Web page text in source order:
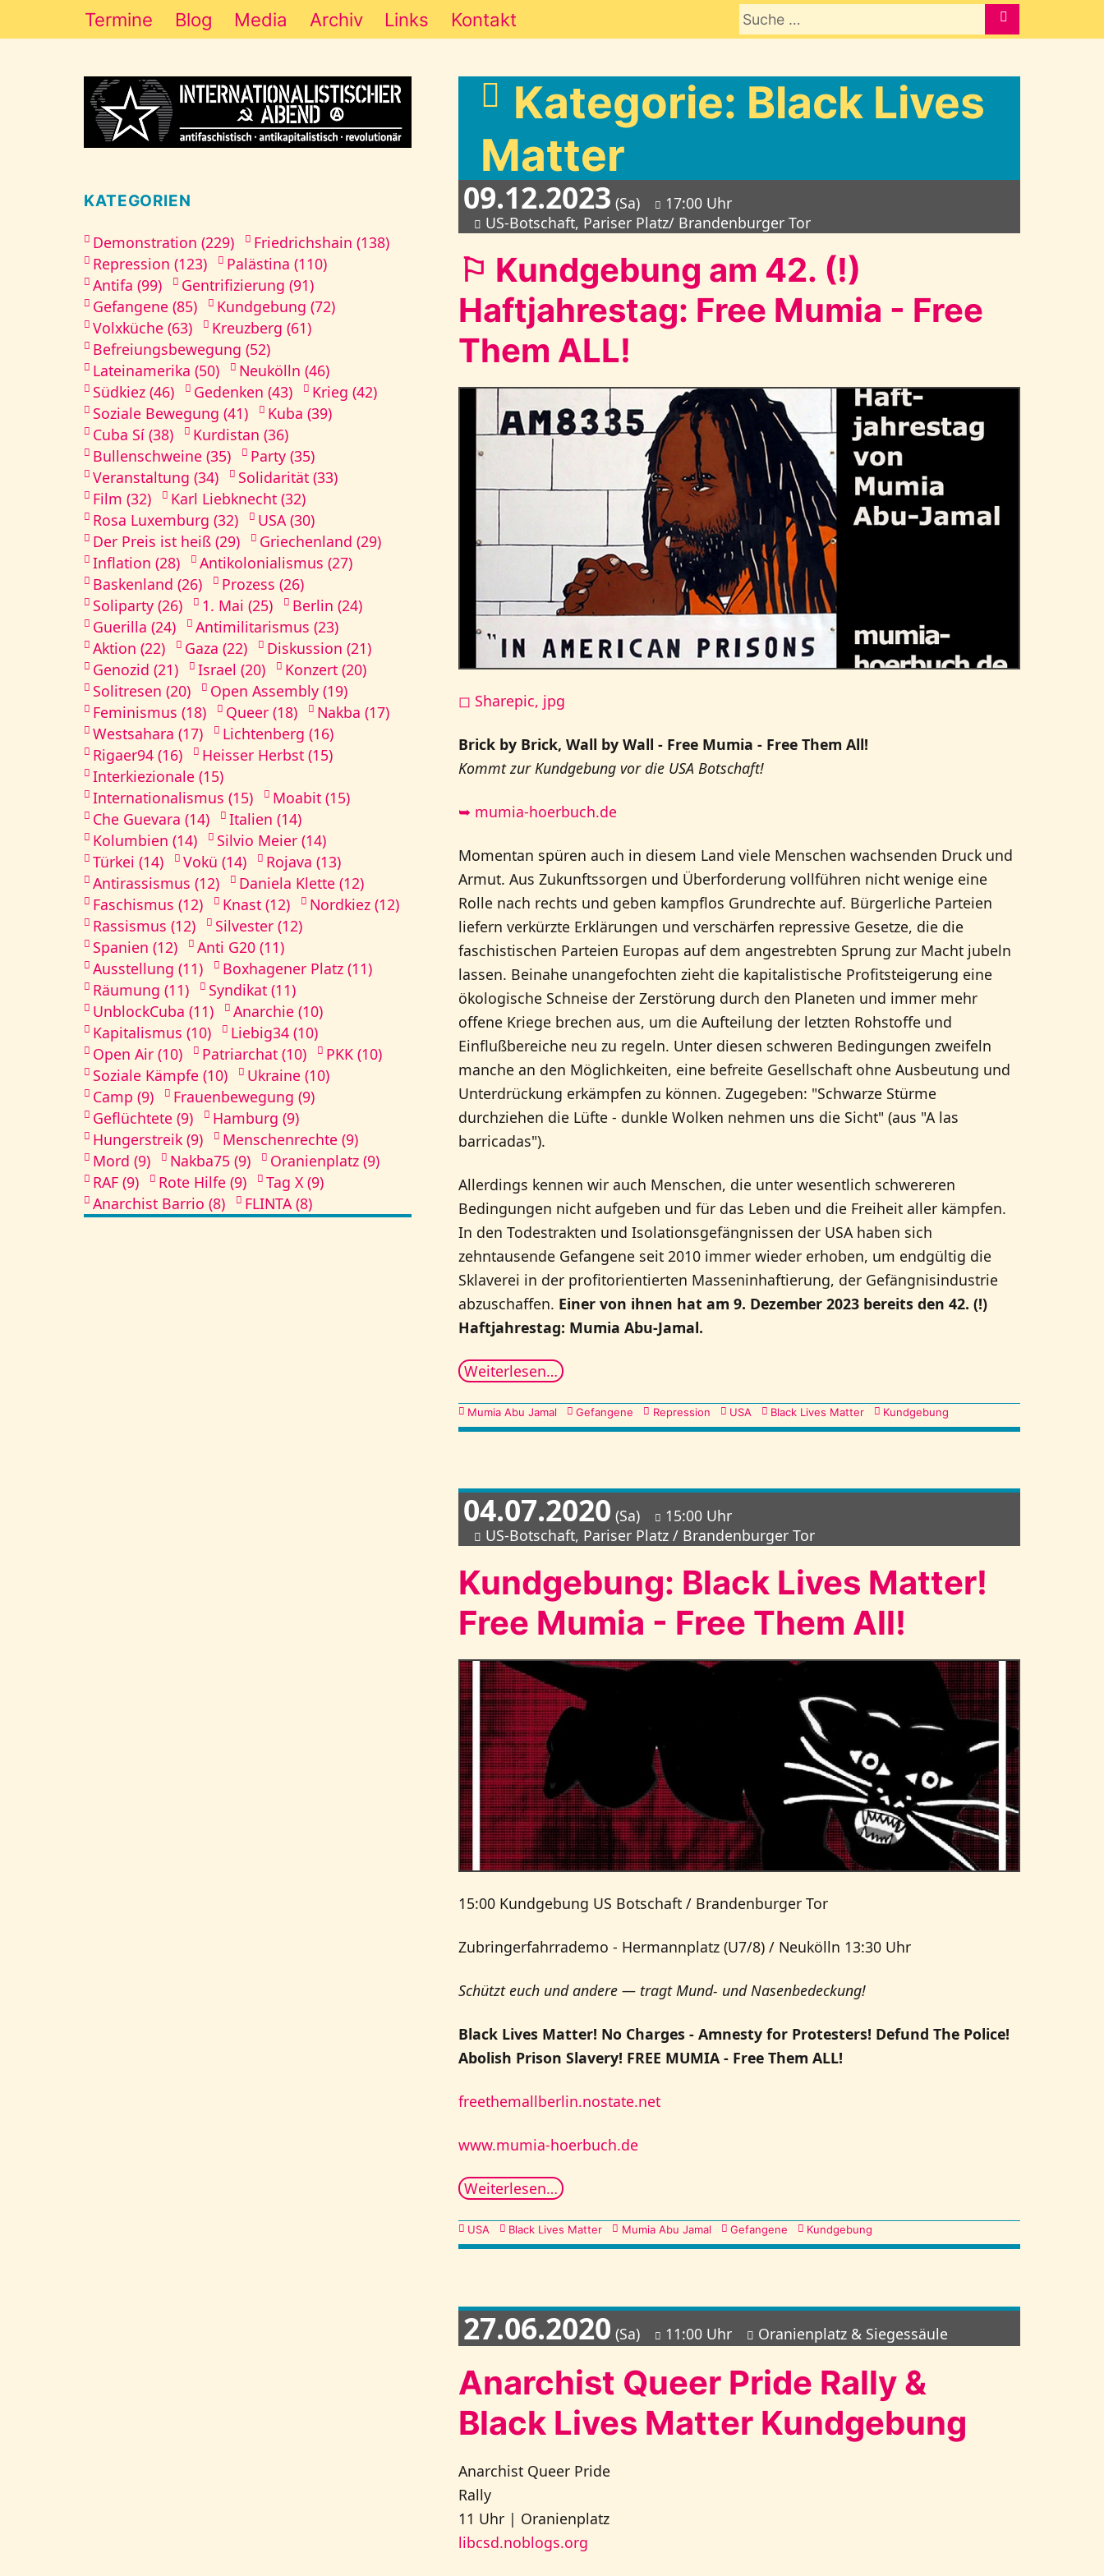
Termine Blog Media Archiv Links Kontakt
Kategorie: Black Lives
Matter
09.12.2023 (Sa)
17:00 Uhr
US-Botschaft, Pariser Platz/ Brandenburger Tor
⚐ Kundgebung am 42. (!)
Haftjahrestag: Free Mumia - Free
Them ALL!
◻ Sharepic, jpg
Brick by Brick, Wall by Wall - Free Mumia - Free Them All!
Kommt zur Kundgebung vor die USA Botschaft!
➥ mumia-hoerbuch.de
Momentan spüren auch in diesem Land viele Menschen wachsenden Druck und
Armut. Aus Zukunftssorgen und Überforderung vollführen nicht wenige eine
Rolle nach rechts und geben kampflos Grundrechte auf. Bürgerliche Parteien
liefern verkürzte Erklärungen und verschärfen repressive Gesetze, die die
faschistischen Parteien Europas auf dem angestrebten Sprung zur Macht jubeln
lassen. Beinahe unangefochten zieht die kapitalistische Profitsteigerung eine
ökologische Schneise der Zerstörung durch den Planeten und immer mehr
offene Kriege brechen aus, um die Aufteilung der letzten Rohstoffe und
Einflußbereiche neu zu regeln. Unter diesen schweren Bedingungen zweifeln
manche an den Möglichkeiten, eine befreite Gesellschaft ohne Ausbeutung und
Unterdrückung erkämpfen zu können. Zugegeben: "Schwarze Stürme
durchziehen die Lüfte - dunkle Wolken nehmen uns die Sicht" (aus "A las
barricadas").
Allerdings kennen wir auch Menschen, die unter wesentlich schwereren
Bedingungen nicht aufgeben und für das Leben und die Freiheit aller kämpfen.
In den Todestrakten und Isolationsgefängnissen der USA haben sich
zehntausende Gefangene seit 2010 immer wieder erhoben, um endgültig die
Sklaverei in der profitorientierten Masseninhaftierung, der Gefängnisindustrie
abzuschaffen. Einer von ihnen hat am 9. Dezember 2023 bereits den 42. (!)
Haftjahrestag: Mumia Abu-Jamal.
Weiterlesen…
Kategorien
Mumia Abu Jamal Gefangene Repression USA Black Lives Matter Kundgebung
04.07.2020 (Sa)
15:00 Uhr
US-Botschaft, Pariser Platz / Brandenburger Tor
Kundgebung: Black Lives Matter!
Free Mumia - Free Them All!
15:00 Kundgebung US Botschaft / Brandenburger Tor
Zubringerfahrrademo - Hermannplatz (U7/8) / Neukölln 13:30 Uhr
Schützt euch und andere — tragt Mund- und Nasenbedeckung!
Black Lives Matter! No Charges - Amnesty for Protesters! Defund The Police!
Abolish Prison Slavery! FREE MUMIA - Free Them ALL!
freethemallberlin.nostate.net
www.mumia-hoerbuch.de
Weiterlesen…
Kategorien
USA Black Lives Matter Mumia Abu Jamal Gefangene Kundgebung
27.06.2020 (Sa) 11:00 Uhr Oranienplatz & Siegessäule
Anarchist Queer Pride Rally &
Black Lives Matter Kundgebung
Anarchist Queer Pride
Rally
11 Uhr | Oranienplatz
libcsd.noblogs.org
KATEGORIEN
Demonstration (229)
Friedrichshain (138)
Repression (123)
Palästina (110)
Antifa (99)
Gentrifizierung (91)
Gefangene (85)
Kundgebung (72)
Volxküche (63)
Kreuzberg (61)
Befreiungsbewegung (52)
Lateinamerika (50)
Neukölln (46)
Südkiez (46)
Gedenken (43)
Krieg (42)
Soziale Bewegung (41)
Kuba (39)
Cuba Sí (38)
Kurdistan (36)
Bullenschweine (35)
Party (35)
Veranstaltung (34)
Solidarität (33)
Film (32)
Karl Liebknecht (32)
Rosa Luxemburg (32)
USA (30)
Der Preis ist heiß (29)
Griechenland (29)
Inflation (28)
Antikolonialismus (27)
Baskenland (26)
Prozess (26)
Soliparty (26)
1. Mai (25)
Berlin (24)
Guerilla (24)
Antimilitarismus (23)
Aktion (22)
Gaza (22)
Diskussion (21)
Genozid (21)
Israel (20)
Konzert (20)
Solitresen (20)
Open Assembly (19)
Feminismus (18)
Queer (18)
Nakba (17)
Westsahara (17)
Lichtenberg (16)
Rigaer94 (16)
Heisser Herbst (15)
Interkiezionale (15)
Internationalismus (15)
Moabit (15)
Che Guevara (14)
Italien (14)
Kolumbien (14)
Silvio Meier (14)
Türkei (14)
Vokü (14)
Rojava (13)
Antirassismus (12)
Daniela Klette (12)
Faschismus (12)
Knast (12)
Nordkiez (12)
Rassismus (12)
Silvester (12)
Spanien (12)
Anti G20 (11)
Ausstellung (11)
Boxhagener Platz (11)
Räumung (11)
Syndikat (11)
UnblockCuba (11)
Anarchie (10)
Kapitalismus (10)
Liebig34 (10)
Open Air (10)
Patriarchat (10)
PKK (10)
Soziale Kämpfe (10)
Ukraine (10)
Camp (9)
Frauenbewegung (9)
Geflüchtete (9)
Hamburg (9)
Hungerstreik (9)
Menschenrechte (9)
Mord (9)
Nakba75 (9)
Oranienplatz (9)
RAF (9)
Rote Hilfe (9)
Tag X (9)
Anarchist Barrio (8)
FLINTA (8)